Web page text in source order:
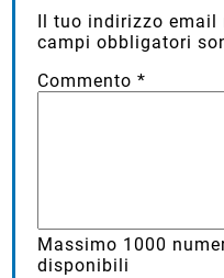
Il tuo indirizzo email
campi obbligatori
Commento*
Massimo 1000
disponibili